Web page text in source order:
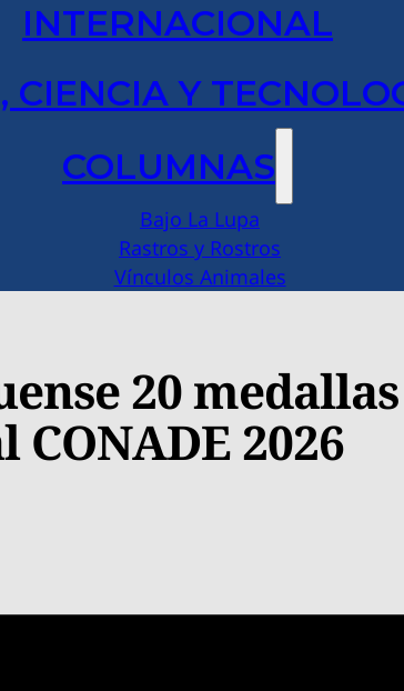
INTERNACIONAL
CIENCIA Y
COLUMNAS
Bajo La Lupa
Rastros y Rostros
Vínculos Animales
20 medallas
2026